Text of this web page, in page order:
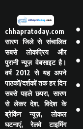
chhapratoday.com
सारण जिले से संचालित
सबसे लोकप्रिय और
पुरानी न्यूज़ वेबसाइट है।
वर्ष 2012 से यह अपने
पाठकों/दर्शकों तक हर दिन
सबसे पहले छपरा, सारण
से लेकर देश, विदेश के
ब्रेकिंग न्यूज़, लोकल
घटनाएं, रेलवे टाइमिंग